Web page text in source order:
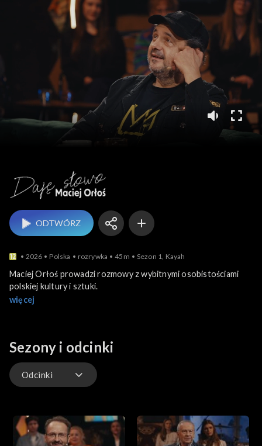
Daję słowo. Maciej
ODTWÓRZ
2026 Polska rozrywka 45m Sezon 1, Kayah
Maciej Orłoś prowadzi rozmowy z wybitnymi osobistościami
polskiej kultury i sztuki.
więcej
Sezony i odcinki
Odcinki